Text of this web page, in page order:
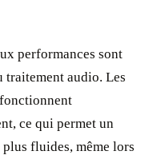
performances sont
traitement audio. Les
ce qui permet un
fluides, même lors